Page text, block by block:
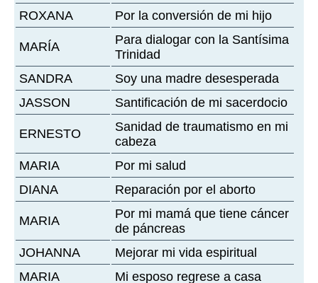
ROXANA
Por la conversión de mi hijo
MARÍA
Para dialogar con la Santísima
Trinidad
SANDRA
Soy una madre desesperada
JASSON
Santificación de mi sacerdocio
ERNESTO
Sanidad de traumatismo en mi
cabeza
MARIA
Por mi salud
DIANA
Reparación por el aborto
MARIA
Por mi mamá que tiene cáncer
de páncreas
JOHANNA
Mejorar mi vida espiritual
MARIA
Mi esposo regrese a casa